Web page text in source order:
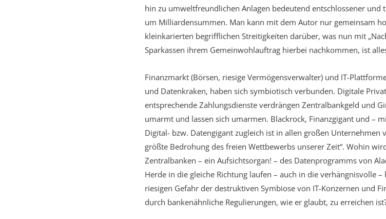
hin zu umweltfreundlichen Anlagen bedeutend entschlossener und
um Milliardensummen. Man kann mit dem Autor nur gemeinsam
kleinkarierten begrifflichen Streitigkeiten darüber, was nun mit
Sparkassen ihrem Gemeinwohlauftrag hierbei nachkommen, ist
Finanzmarkt (Börsen, riesige Vermögensverwalter) und IT-
und Datenkraken, haben sich symbiotisch verbunden. Digitale
entsprechende Zahlungsdienste verdrängen Zentralbankgeld und
umarmt und lassen sich umarmen. Blackrock, Finanzgigant und –
Digital- bzw. Datengigant zugleich ist in allen großen Unternehmen
größte Bedrohung des freien Wettbewerbs unserer Zeit“. Wohin
Zentralbanken – ein Aufsichtsorgan! – des Datenprogramms von
Herde in die gleiche Richtung laufen – auch in die verhängnisvolle
riesigen Gefahr der destruktiven Symbiose von IT-Konzernen und
durch bankenähnliche Regulierungen, wie er glaubt, zu erreichen